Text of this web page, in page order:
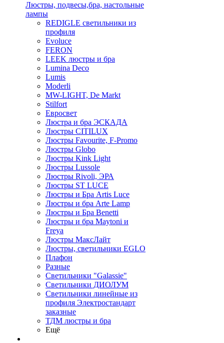
Люстры, подвесы,бра, настольные
лампы
REDIGLE светильники из
профиля
Evoluce
FERON
LEEK люстры и бра
Lumina Deco
Lumis
Moderli
MW-LIGHT, De Markt
Stilfort
Евросвет
Люстра и бра ЭСКАДА
Люстры CITILUX
Люстры Favourite, F-Promo
Люстры Globo
Люстры Kink Light
Люстры Lussole
Люстры Rivoli, ЭРА
Люстры ST LUCE
Люстры и Бра Artis Luce
Люстры и бра Arte Lamp
Люстры и Бра Benetti
Люстры и бра Maytoni и
Freya
Люстры МаксЛайт
Люстры, светильники EGLO
Плафон
Разные
Светильники "Galassie"
Светильники ДИОЛУМ
Светильники линейные из
профиля Электростандарт
заказные
ТДМ люстры и бра
Ещё